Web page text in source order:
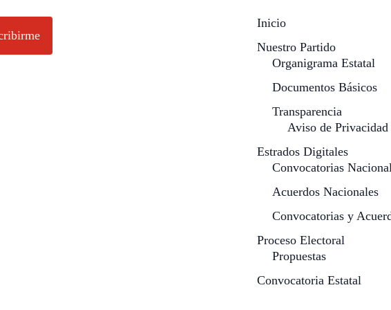
Inicio
Nuestro Partido
Organigrama Estatal
Documentos Básicos
Transparencia
Aviso de Privacidad
Estrados Digitales
Convocatorias
Acuerdos Nacionales
Convocatorias y
Proceso Electoral
Propuestas
Convocatoria Estatal